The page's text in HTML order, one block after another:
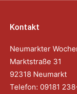
Kontakt
Neumarkter
Marktstraße 31
92318 Neumarkt
Telefon: 09181